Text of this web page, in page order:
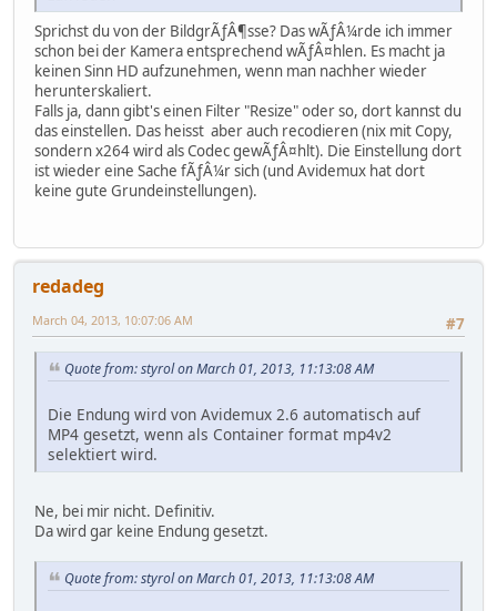
Sprichst du von der BildgrÃƒÂ¶sse? Das wÃƒÂ¼rde ich immer
schon bei der Kamera entsprechend wÃƒÂ¤hlen. Es macht ja
keinen Sinn HD aufzunehmen, wenn man nachher wieder
herunterskaliert.
Falls ja, dann gibt's einen Filter "Resize" oder so, dort kannst du
das einstellen. Das heisst aber auch recodieren (nix mit Copy,
sondern x264 wird als Codec gewÃƒÂ¤hlt). Die Einstellung dort
ist wieder eine Sache fÃƒÂ¼r sich (und Avidemux hat dort
keine gute Grundeinstellungen).
redadeg
#7
March 04, 2013, 10:07:06 AM
Quote from: styrol on March 01, 2013, 11:13:08 AM
Die Endung wird von Avidemux 2.6 automatisch auf
MP4 gesetzt, wenn als Container format mp4v2
selektiert wird.
Ne, bei mir nicht. Definitiv.
Da wird gar keine Endung gesetzt.
Quote from: styrol on March 01, 2013, 11:13:08 AM